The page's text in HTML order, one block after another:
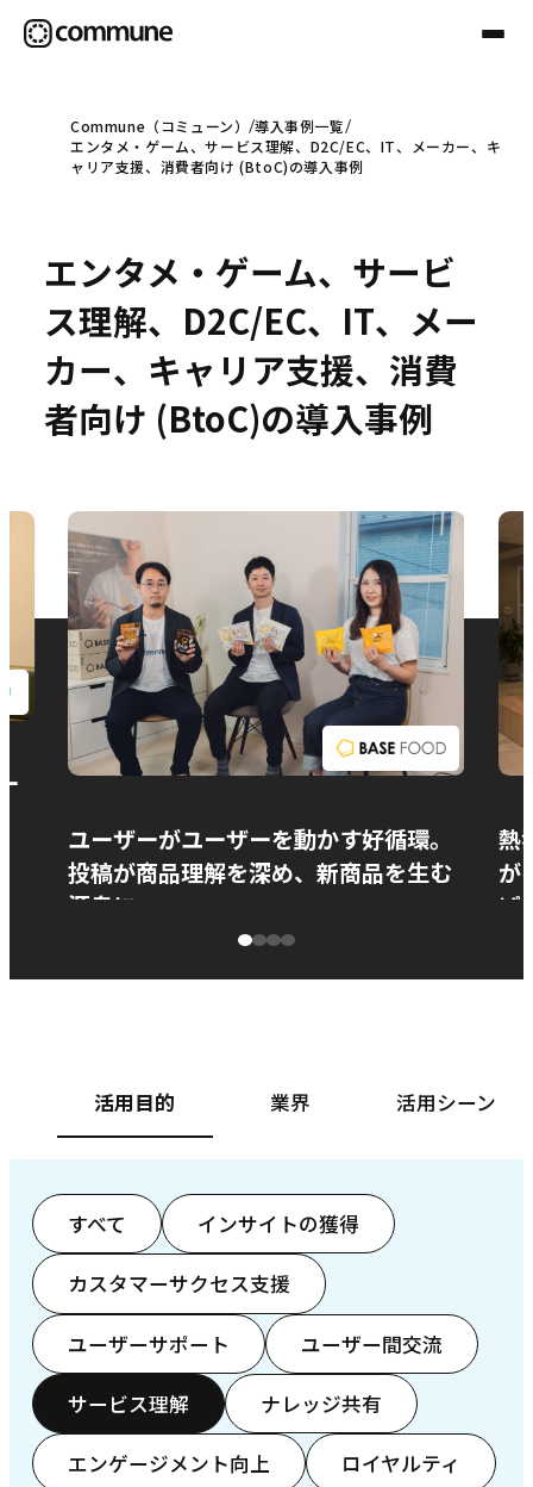
Communeについて
事例
セミナー
お問い合わせ
Commune（コミューン）
導入事例一覧
エンタメ・ゲーム、サービス理解、D2C/EC、IT、メーカー、キ
ャリア支援、消費者向け (BtoC)の導入事例
エンタメ・ゲーム、サービ
ス理解、D2C/EC、IT、メー
カー、キャリア支援、消費
者向け (BtoC)の導入事例
ユーザーがユーザーを動かす好循環。
投稿が商品理解を深め、新商品を生む
源泉に
熱
が
ぱ
活用目的 業界 活用シーン
すべて インサイトの獲得
カスタマーサクセス支援
ユーザーサポート ユーザー間交流
サービス理解 ナレッジ共有
エンゲージメント向上 ロイヤルティ